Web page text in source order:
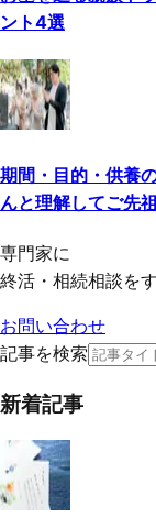
ント4選
期間・目的・供養
んと理解してご先
専門家に
終活・相続相談を
お問い合わせ
記事を検索
新着記事